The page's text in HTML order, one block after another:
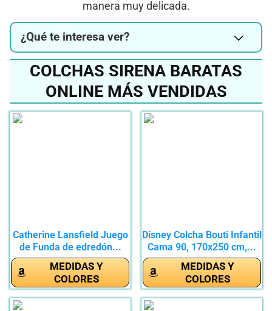
manera muy delicada.
¿Qué te interesa ver?
COLCHAS SIRENA BARATAS
ONLINE MÁS VENDIDAS
Catherine Lansfield Juego
de Funda de edredón...
MEDIDAS Y
COLORES
Disney Colcha Bouti Infantil
Cama 90, 170x250 cm,...
MEDIDAS Y
COLORES